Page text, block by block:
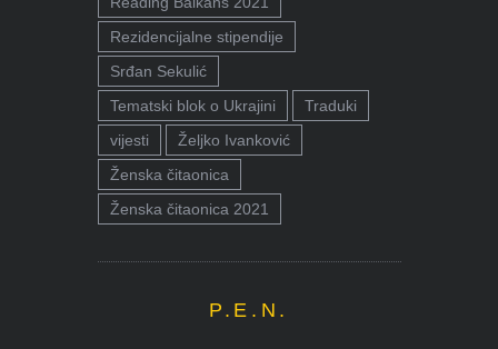
Rezidencijalne stipendije
Srđan Sekulić
Tematski blok o Ukrajini
Traduki
vijesti
Željko Ivanković
Ženska čitaonica
Ženska čitaonica 2021
P.E.N.